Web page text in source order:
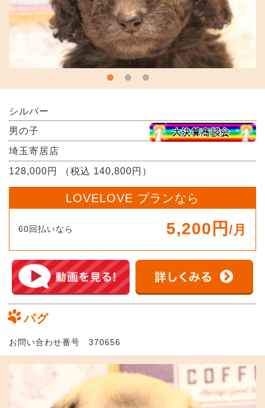
シルバー
男の子
埼玉寄居店
128,000円 （税込 140,800円）
LOVELOVE プランなら
60回払いなら 5,200円 /月
パグ
お問い合わせ番号 370656